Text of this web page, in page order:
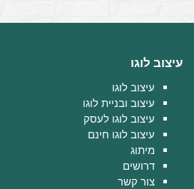
עיצוב לוגו
עיצוב לוגו
עיצוב ובניית לוגו
עיצוב לוגו לעסק
עיצוב לוגו חינם
מיתוג
דרושים
צור קשר